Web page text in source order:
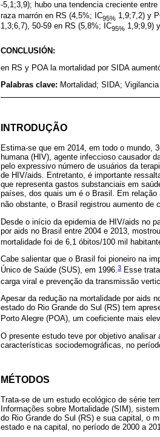
-5,1;3,9); hubo una tendencia creciente
raza marrón en RS (4,5%; IC95% 1,9;7,2) y
1,3;6,7), 50-59 en RS (5,8%; IC95% 1,9;9,9)
CONCLUSIÓN:
en RS y POA la mortalidad por SIDA
Palabras clave: Mortalidad; SIDA;
INTRODUÇÃO
Estima-se que em 2014, em todo o mundo,
humana (HIV), agente infeccioso causador
pelo expressivo número de usuários da
de HIV/aids. Entretanto, é importante
que representa gastos substanciais em
países, dos quais um é o Brasil. Em relação
não obstante, o Brasil registrou aumento de
Desde o início da epidemia de HIV/aids no
por aids no Brasil entre 2004 e 2013,
mortalidade foi de 6,1 óbitos/100 mil
Cabe salientar que o Brasil foi pioneiro na
Único de Saúde (SUS), em 1996.3 Esse
carga viral e prevenção da transmissão
Apesar da redução na mortalidade por aids
estado do Rio Grande do Sul (RS) tem
Porto Alegre (POA), um coeficiente mais
O presente estudo teve por objetivo
características sociodemográficas, no
MÉTODOS
Trata-se de um estudo ecológico de série
Informações sobre Mortalidade (SIM),
do Rio Grande do Sul (RS) e sua capital, o
estado e na capital, no período de 2000 a